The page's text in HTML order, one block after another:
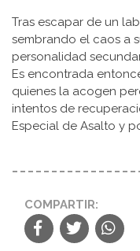
Tras escapar de un
sembrando el caos a
personalidad
Es encontrada
quienes la acogen
intentos de
Especial de Asalto y
COMPARTIR: